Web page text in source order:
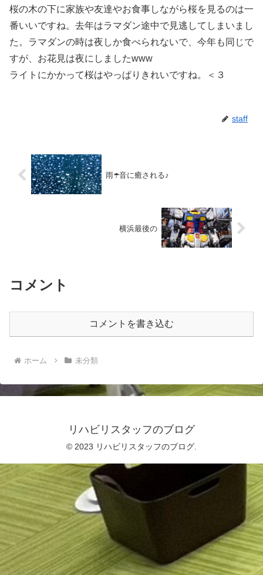
桜の木の下に家族や友達やお食事しながら桜を見るのは一
番いいですね。去年はラマダン途中で見逃してしまいまし
た。ラマダンの時は夜しか食べられないで、今年も同じで
すが、お花見は夜にしましたwww
ライトにかかって桜はやっぱりきれいですね。＜３
staff
雨☂️音に癒される♪
横浜最後の
コメント
コメントを書き込む
ホーム 未分類
リハビリスタッフのブログ
© 2023 リハビリスタッフのブログ.